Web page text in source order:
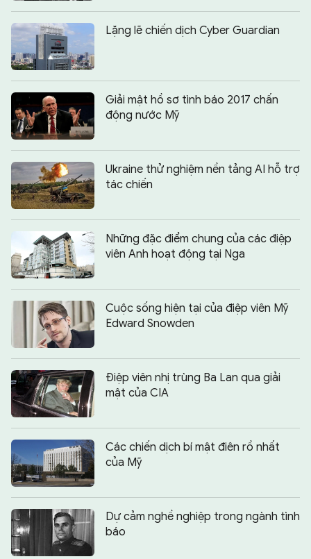
Lặng lẽ chiến dịch Cyber Guardian
Giải mật hồ sơ tình báo 2017 chấn
động nước Mỹ
Ukraine thử nghiệm nền tảng AI hỗ trợ
tác chiến
Những đặc điểm chung của các điệp
viên Anh hoạt động tại Nga
Cuộc sống hiện tại của điệp viên Mỹ
Edward Snowden
Điệp viên nhị trùng Ba Lan qua giải
mật của CIA
Các chiến dịch bí mật điên rồ nhất
của Mỹ
Dự cảm nghề nghiệp trong ngành tình
báo